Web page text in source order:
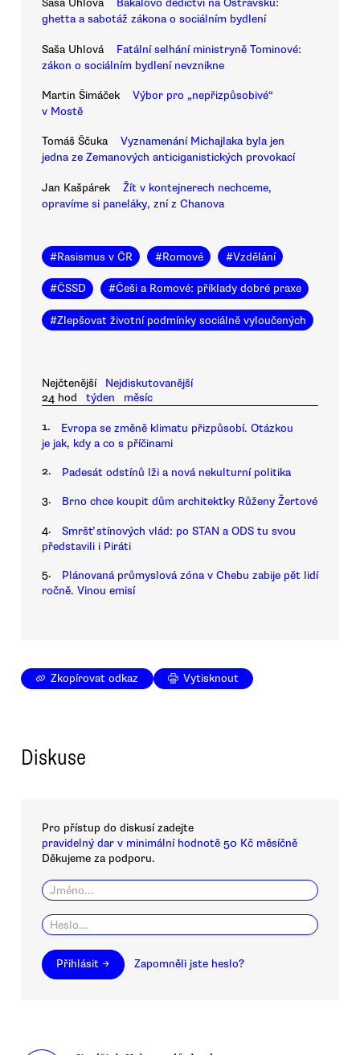
Saša Uhlová
Bakalovo dědictví na Ostravsku:
ghetta a sabotáž zákona o sociálním bydlení
Saša Uhlová
Fatální selhání ministryně Tominové:
zákon o sociálním bydlení nevznikne
Martin Šimáček
Výbor pro „nepřizpůsobivé“
v Mostě
Tomáš Ščuka
Vyznamenání Michajlaka byla jen
jedna ze Zemanových anticiganistických provokací
Jan Kašpárek
Žít v kontejnerech nechceme,
opravíme si paneláky, zní z Chanova
#Rasismus v ČR #Romové #Vzdělání
#ČSSD #Češi a Romové: příklady dobré praxe
#Zlepšovat životní podmínky sociálně vyloučených
Nejčtenější
Nejdiskutovanější
24 hod
týden měsíc
1.
Evropa se změně klimatu přizpůsobí. Otázkou
je jak, kdy a co s příčinami
2. Padesát odstínů lži a nová nekulturní politika
3. Brno chce koupit dům architektky Růženy Žertové
4.
Smršť stínových vlád: po STAN a ODS tu svou
představili i Piráti
5.
Plánovaná průmyslová zóna v Chebu zabije pět lidí
ročně. Vinou emisí
Zkopírovat odkaz Vytisknout
Diskuse
Pro přístup do diskusí zadejte
pravidelný dar v minimální hodnotě 50 Kč měsíčně
Děkujeme za podporu.
Přihlásit → Zapomněli jste heslo?